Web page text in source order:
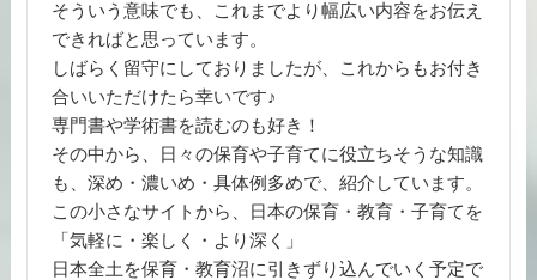
そういう意味でも、これまでより幅広い内容をお伝え
できればと思っています。
しばらく留守にしておりましたが、これからもお付き
合いいただけたら幸いです♪
専門書や学術書を読むのも好き！
その中から、日々の保育や子育てに役立ちそうな知識
も、深め・濃いめ・具体例多めで、紹介しています。
この小さなサイトから、日本の保育・教育・子育てを
「気軽に・楽しく・より深く」
日本全土を保育・教育沼に引きずり込んでいく予定で